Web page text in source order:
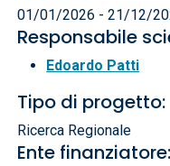
01/01/2026 - 21/12/
Responsabile
Edoardo Patti
Tipo di progetto:
Ricerca Regionale
Ente finanziatore: